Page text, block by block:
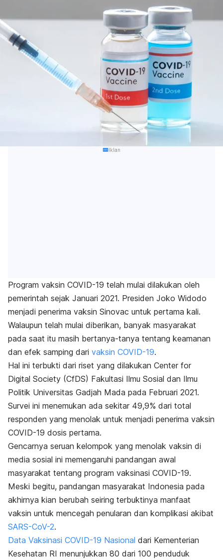
Iklan
Program vaksin COVID-19 telah mulai dilakukan oleh
pemerintah sejak Januari 2021. Presiden Joko Widodo
menjadi penerima vaksin Sinovac untuk pertama kali.
Walaupun telah mulai diberikan, banyak masyarakat
pada saat itu masih bertanya-tanya tentang keamanan
dan efek samping dari vaksin COVID-19.
Hal ini terbukti dari riset yang dilakukan Center for
Digital Society (CfDS) Fakultasi Ilmu Sosial dan Ilmu
Politik Universitas Gadjah Mada pada Februari 2021.
Survei ini menemukan ada sekitar 49,9% dari total
responden yang menolak untuk menjadi penerima vaksin
COVID-19 dosis pertama.
Gencarnya seruan kelompok yang menolak vaksin di
media sosial ini memengaruhi pandangan awal
masyarakat tentang program vaksinasi COVID-19.
Meski begitu, pandangan masyarakat Indonesia pada
akhirnya kian berubah seiring terbuktinya manfaat
vaksin untuk mencegah penularan dan komplikasi akibat
SARS-CoV-2.
Data Vaksinasi COVID-19 Nasional dari Kementerian
Kesehatan RI menunjukkan 80 dari 100 penduduk